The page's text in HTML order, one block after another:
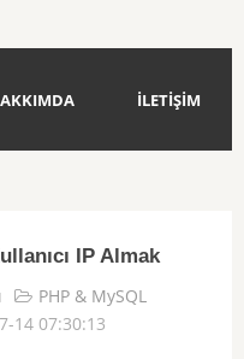
İLETİŞİM
IP Almak
PHP & MySQL
14 07:30:13